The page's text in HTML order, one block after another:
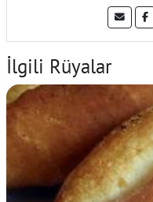
İlgili Rüyalar